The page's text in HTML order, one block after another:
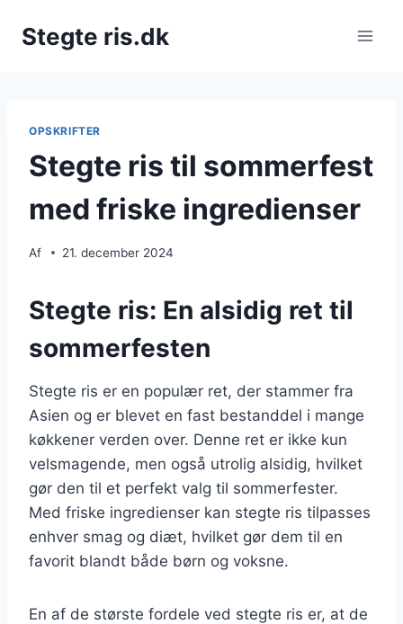
Stegte ris.dk
OPSKRIFTER
Stegte ris til sommerfest
med friske ingredienser
Af 21. december 2024
Stegte ris: En alsidig ret til
sommerfesten
Stegte ris er en populær ret, der stammer fra
Asien og er blevet en fast bestanddel i mange
køkkener verden over. Denne ret er ikke kun
velsmagende, men også utrolig alsidig, hvilket
gør den til et perfekt valg til sommerfester.
Med friske ingredienser kan stegte ris tilpasses
enhver smag og diæt, hvilket gør dem til en
favorit blandt både børn og voksne.
En af de største fordele ved stegte ris er, at de